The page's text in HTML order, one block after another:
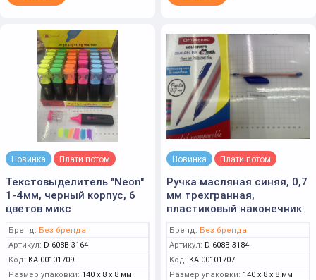
Новинка Плати потом
Текстовыделитель "Neon"
1-4мм, черный корпус, 6
цветов микс
Бренд: Без бренда
Артикул: D-608B-3164
Код: КА-00101709
Размер упаковки: 140 x 8 x 8 мм
Новинка Плати потом
Ручка масляная синяя, 0,7
мм трехгранная,
пластиковый наконечник
Бренд: Без бренда
Артикул: D-608B-3184
Код: КА-00101707
Размер упаковки: 140 x 8 x 8 мм